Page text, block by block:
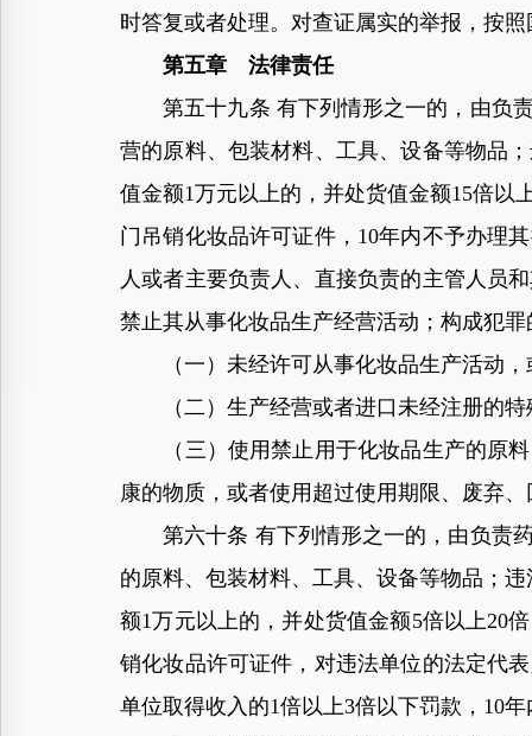
时答复或者处理。对查证属实的举报，按
第五章 法律责任
第五十九条 有下列情形之一的，由负责
营的原料、包装材料、工具、设备等物品
值金额1万元以上的，并处货值金额15倍以
门吊销化妆品许可证件，10年内不予办理
人或者主要负责人、直接负责的主管人员
禁止其从事化妆品生产经营活动；构成犯
（一）未经许可从事化妆品生产活动，
（二）生产经营或者进口未经注册的特
（三）使用禁止用于化妆品生产的原料
康的物质，或者使用超过使用期限、废弃
第六十条 有下列情形之一的，由负责药
的原料、包装材料、工具、设备等物品；
额1万元以上的，并处货值金额5倍以上20
销化妆品许可证件，对违法单位的法定代
单位取得收入的1倍以上3倍以下罚款，10